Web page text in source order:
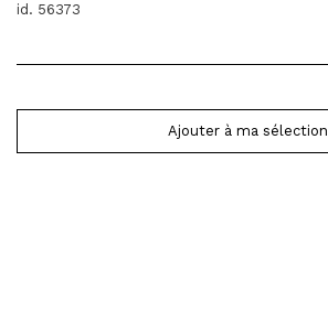
id. 56373
Ajouter à ma sélection